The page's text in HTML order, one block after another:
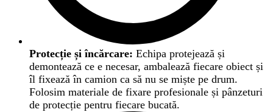
Protecție și încărcare: Echipa protejează și
demontează ce e necesar, ambalează fiecare obiect și
îl fixează în camion ca să nu se miște pe drum.
Folosim materiale de fixare profesionale și pânzeturi
de protecție pentru fiecare bucată.